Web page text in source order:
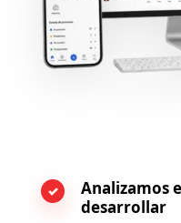
Analizamos
desarrollar